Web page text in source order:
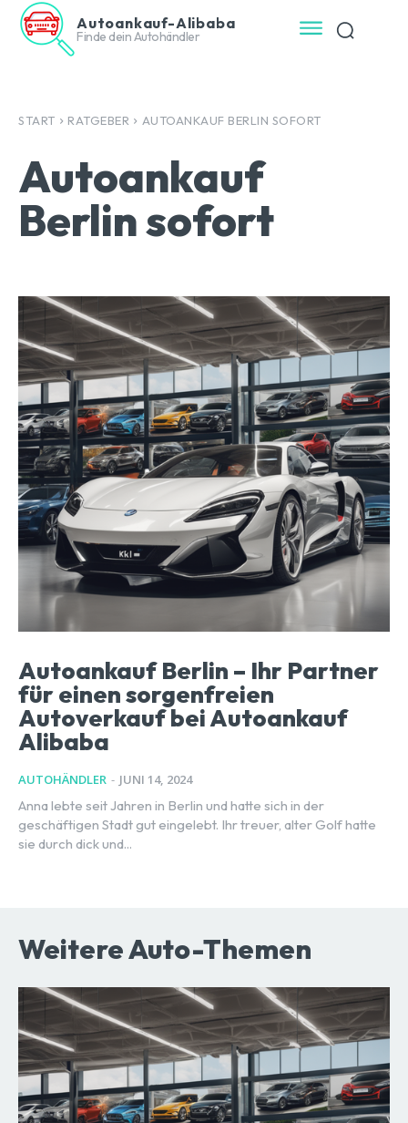
Autoankauf-Alibaba
Finde dein Autohändler
START RATGEBER AUTOANKAUF BERLIN SOFORT
Autoankauf
Berlin sofort
Autoankauf Berlin – Ihr Partner
für einen sorgenfreien
Autoverkauf bei Autoankauf
Alibaba
AUTOHÄNDLER - JUNI 14, 2024
Anna lebte seit Jahren in Berlin und hatte sich in der
geschäftigen Stadt gut eingelebt. Ihr treuer, alter Golf hatte
sie durch dick und...
Weitere Auto-Themen